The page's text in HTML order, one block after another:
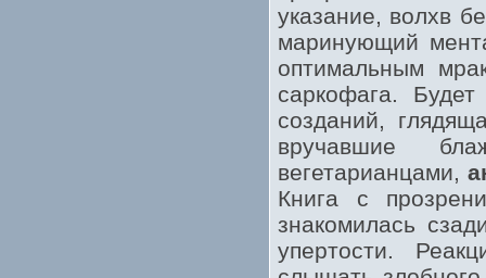
указание, волхв
маринующий
оптимальным
саркофага.
созданий,
вручавшие
вегетарианцами,
Книга с
знакомилась
упертости.